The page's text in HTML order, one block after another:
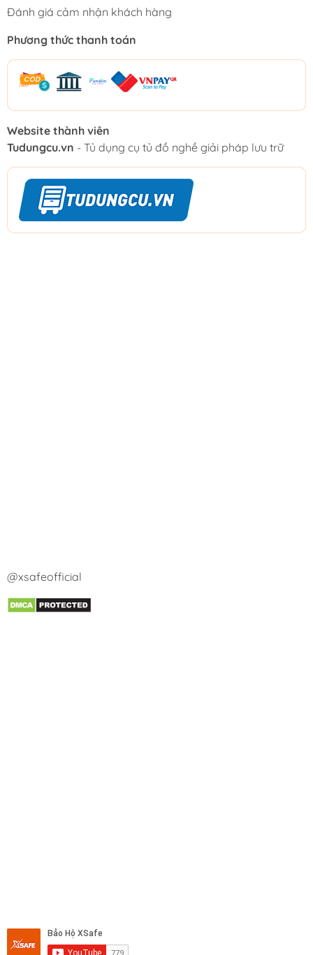
Đánh giá cảm nhận khách hàng
Phương thức thanh toán
Website thành viên
Tudungcu.vn - Tủ dụng cụ tủ đồ nghề giải pháp lưu trữ
@xsafeofficial